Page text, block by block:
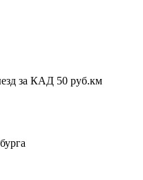
за КАД 50 руб.км